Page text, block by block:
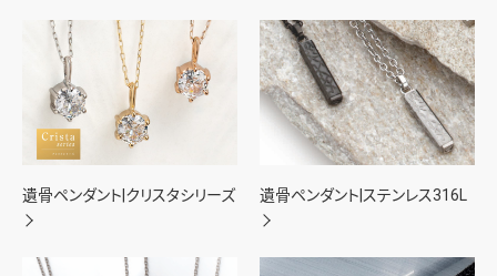
遺骨ペンダント|クリスタシリーズ 遺骨ペンダント|ステンレス316L